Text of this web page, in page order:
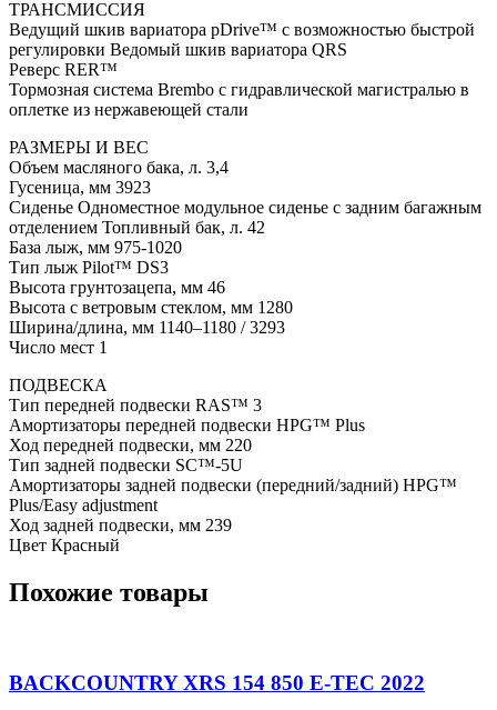
ТРАНCМИССИЯ
Ведущий шкив вариатора pDrive™ с возможностью быстрой
регулировки Ведомый шкив вариатора QRS
Реверс RER™
Тормозная система Brembo с гидравлической магистралью в
оплетке из нержавеющей стали
РАЗМЕРЫ И ВЕС
Объем масляного бака, л. 3,4
Гусеница, мм 3923
Сиденье Одноместное модульное сиденье с задним багажным
отделением Топливный бак, л. 42
База лыж, мм 975-1020
Тип лыж Pilot™ DS3
Высота грунтозацепа, мм 46
Высота с ветровым стеклом, мм 1280
Ширина/длина, мм 1140–1180 / 3293
Число мест 1
ПОДВЕСКА
Тип передней подвески RAS™ 3
Амортизаторы передней подвески HPG™ Plus
Ход передней подвески, мм 220
Тип задней подвески SC™-5U
Амортизаторы задней подвески (передний/задний) HPG™
Plus/Easy adjustment
Ход задней подвески, мм 239
Цвет Красный
Похожие товары
BACKCOUNTRY XRS 154 850 E-TEC 2022